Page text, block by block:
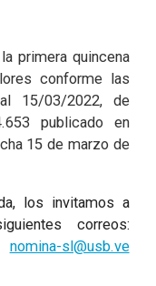
primera quincena
conforme las
15/03/2022, de
publicado en
15 de marzo de
los invitamos a
correos:
nomina-sl@usb.ve